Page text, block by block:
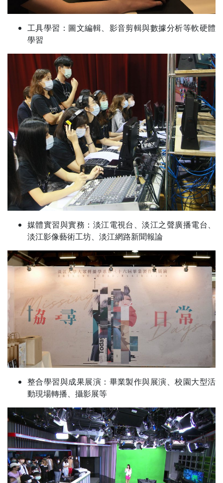
工具學習：圖文編輯、影音剪輯與數據分析等軟硬體
學習
媒體實習與實務：淡江電視台、淡江之聲廣播電台、
淡江影像藝術工坊、淡江網路新聞報論
整合學習與成果展演：畢業製作與展演、校園大型活
動現場轉播、攝影展等